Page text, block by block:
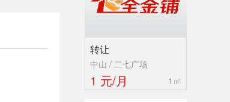
转让
中山 / 二七广场
1 元/月 1㎡